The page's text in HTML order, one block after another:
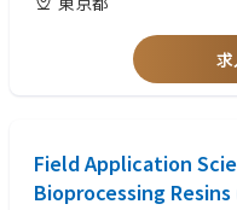
策定を監督
グローバル製品計画策定時に
する意見を提供
地域のメディカル担当者と連
【適時適切なプログラム情報
チームと協力し、プログラム
スの理解が強く望まれる。
・最小限の指導で自立して業
ジタルチャネルでリモートか
・国内外への頻繁な出張の可
Field Application
Bioprocessing